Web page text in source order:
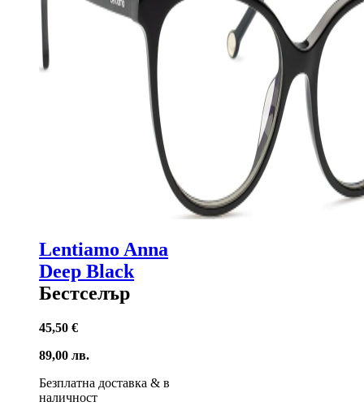
Lentiamo Anna
Deep Black
Бестселър
45,50 €
89,00 лв.
Безплатна доставка & в
наличност